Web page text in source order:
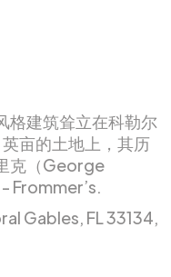
格建筑耸立在科勒尔
亩的土地上，其历
克（George
Frommer’s.
Gables, FL 33134,